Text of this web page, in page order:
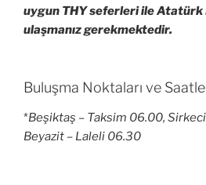
uygun THY seferleri ile Atatürk
ulaşmanız gerekmektedir.
Buluşma Noktaları ve
*Beşiktaş – Taksim 06.00,
Beyazit – Laleli 06.30